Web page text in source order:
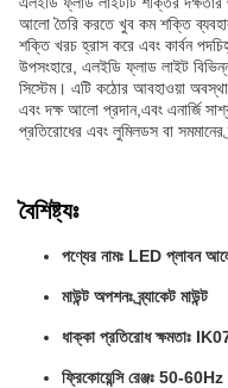
আলো তৈরি করতে খুব কম শক্তি
শক্তি খরচ হ্রাস করে এবং কার্বন
উপসংহারে, এলইডি ফ্লাড লাইট
সিস্টেম। এটি কঠোর আবহাওয়া
এবং দক্ষ আলো প্রদান,এবং এনার্জি
প্রতিরোধের এবং লুমিলডস বা সমমানের
বৈশিষ্ট্যঃ
পণ্যের নামঃ LED প্লাবন
মাউন্ট অপশনঃ ব্র্যাকেট মাউন্ট
ধাক্কা প্রতিরোধ ক্ষমতাঃ
ফ্রিকোয়েন্সি রেঞ্জঃ 50-60Hz